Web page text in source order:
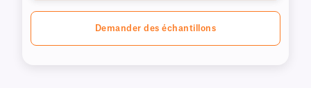
Demander des échantillons